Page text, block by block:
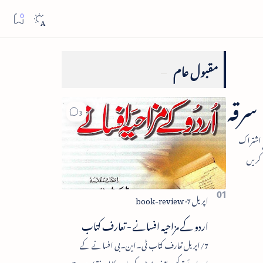
مقبول عام
اردو کے مزاحیہ افسانے - تعارف کتاب
7/اپریل تعارف کتاب ٹی۔این۔بی افسانے کے